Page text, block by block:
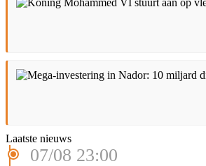
Laatste nieuws
07/08 23:00